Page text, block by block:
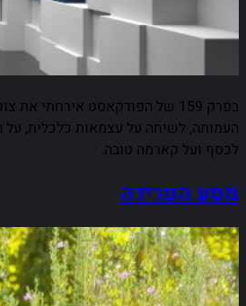
בפרק 159 של הפודקאסט אירחתי את
העמותה, לשיחה על עצמאות כלכלית, על
לכסף ועל קארמה טובה.
מסע הפרידה